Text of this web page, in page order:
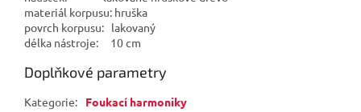
materiál korpusu: hruška
povrch korpusu: lakovaný
délka nástroje: 10 cm
Doplňkové parametry
Kategorie:
Foukací harmoniky